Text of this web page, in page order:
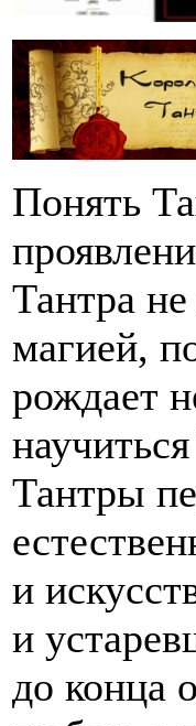
Понять
Тантра
магией,
рождает
Тантры
и
и
до конца